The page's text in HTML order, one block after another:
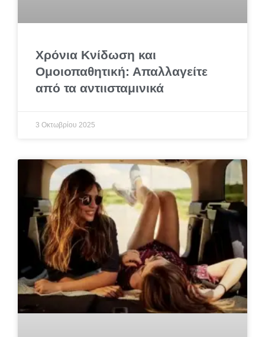
Χρόνια Κνίδωση και
Ομοιοπαθητική: Απαλλαγείτε
από τα αντιισταμινικά
3 Οκτωβρίου 2025